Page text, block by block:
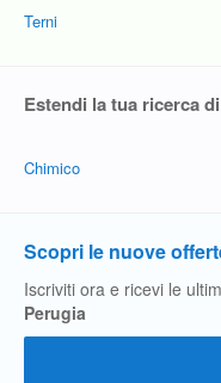
Terni
Estendi la tua ricerca
Chimico
Scopri le nuove
Iscriviti ora e ricevi le
Perugia